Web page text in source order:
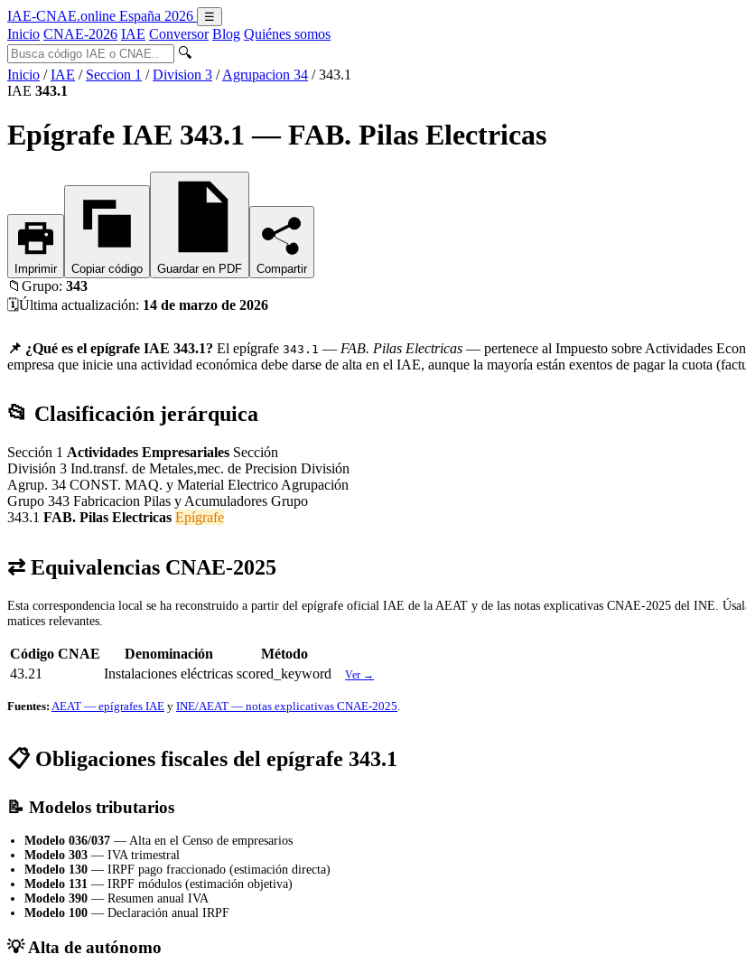
IAE-CNAE.online España 2026 ☰
Inicio CNAE-2026 IAE Conversor Blog Quiénes somos
🔍
Inicio / IAE / Seccion 1 / Division 3 / Agrupacion 34 / 343.1
IAE 343.1
Epígrafe IAE 343.1 — FAB. Pilas Electricas
Imprimir Copiar código Guardar en PDF Compartir
📁 Grupo: 343
🗓️Última actualización: 14 de marzo de 2026
📌 ¿Qué es el epígrafe IAE 343.1? El epígrafe 343.1 — FAB. Pilas Electricas — pertenece al Impuesto sobre Actividades
empresa que inicie una actividad económica debe darse de alta en el IAE, aunque la mayoría están exentos de pagar la cuota
📂 Clasificación jerárquica
Sección 1 Actividades Empresariales Sección
División 3 Ind.transf. de Metales,mec. de Precision División
Agrup. 34 CONST. MAQ. y Material Electrico Agrupación
Grupo 343 Fabricacion Pilas y Acumuladores Grupo
343.1 FAB. Pilas Electricas Epígrafe
⇄ Equivalencias CNAE-2025
Esta correspondencia local se ha reconstruido a partir del epígrafe oficial IAE de la AEAT y de las notas explicativas CNAE-2025 del INE.
matices relevantes.
Código CNAE Denominación
Método
43.21
Instalaciones eléctricas scored_keyword Ver →
Fuentes: AEAT — epígrafes IAE y INE/AEAT — notas explicativas CNAE-2025
📋 Obligaciones fiscales del epígrafe 343.1
📝 Modelos tributarios
Modelo 036/037 — Alta en el Censo de empresarios
Modelo 303 — IVA trimestral
Modelo 130 — IRPF pago fraccionado (estimación directa)
Modelo 131 — IRPF módulos (estimación objetiva)
Modelo 390 — Resumen anual IVA
Modelo 100 — Declaración anual IRPF
💡 Alta de autónomo